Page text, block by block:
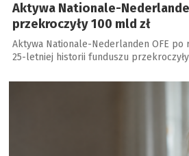
Aktywa Nationale-
przekroczyły 100 mld zł
Aktywa Nationale-Nederlanden OFE po
25-letniej historii funduszu
a